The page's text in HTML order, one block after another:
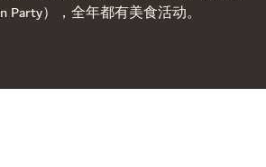
Party），全年都有美食活动。